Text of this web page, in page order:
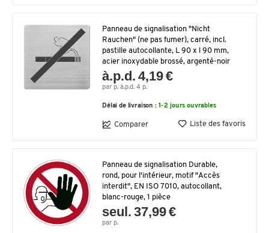
Panneau de signalisation "Nicht
Rauchen" (ne pas fumer), carré, incl.
pastille autocollante, L 90 x l 90 mm,
acier inoxydable brossé, argenté-noir
à.p.d. 4,19 €
par p. à.p.d. 4 p.
Délai de livraison : 1-2 jours ouvrables
Comparer Liste des favoris
Panneau de signalisation Durable,
rond, pour l'intérieur, motif "Accès
interdit", EN ISO 7010, autocollant,
blanc-rouge, 1 pièce
seul. 37,99 €
par p.